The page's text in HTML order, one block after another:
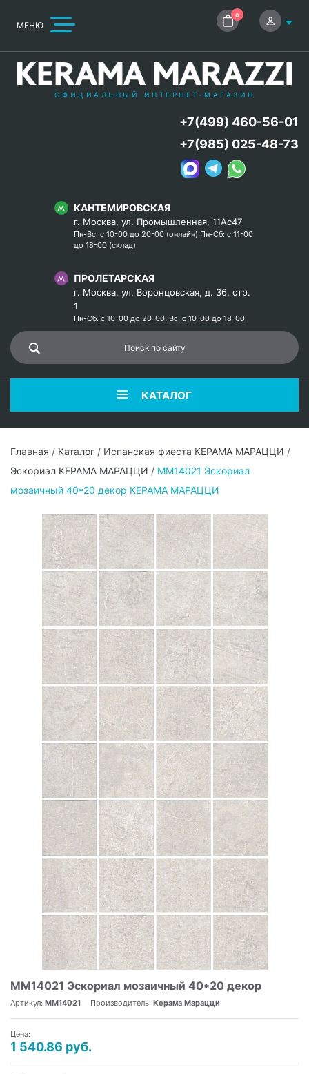
МЕНЮ
0
ОФИЦИАЛЬНЫЙ ИНТЕРНЕТ-МАГАЗИН
КАНТЕМИРОВСКАЯ
г. Москва, ул. Промышленная, 11Ас47
Пн-Вс: с 10-00 до 20-00 (онлайн),Пн-Сб: с 11-00
до 18-00 (склад)
ПРОЛЕТАРСКАЯ
г. Москва, ул. Воронцовская, д. 36, стр.
1
Пн-Сб: с 10-00 до 20-00, Вс: с 10-00 до 18-00
+7(499) 460-56-01
+7(985) 025-48-73
КАТАЛОГ
Главная / Каталог / Испанская фиеста КЕРАМА МАРАЦЦИ /
Эскориал КЕРАМА МАРАЦЦИ / MM14021 Эскориал
мозаичный 40*20 декор КЕРАМА МАРАЦЦИ
MM14021 Эскориал мозаичный 40*20 декор
Артикул: MM14021 Производитель: Керама Марацци
Цена:
1 540.86 руб.